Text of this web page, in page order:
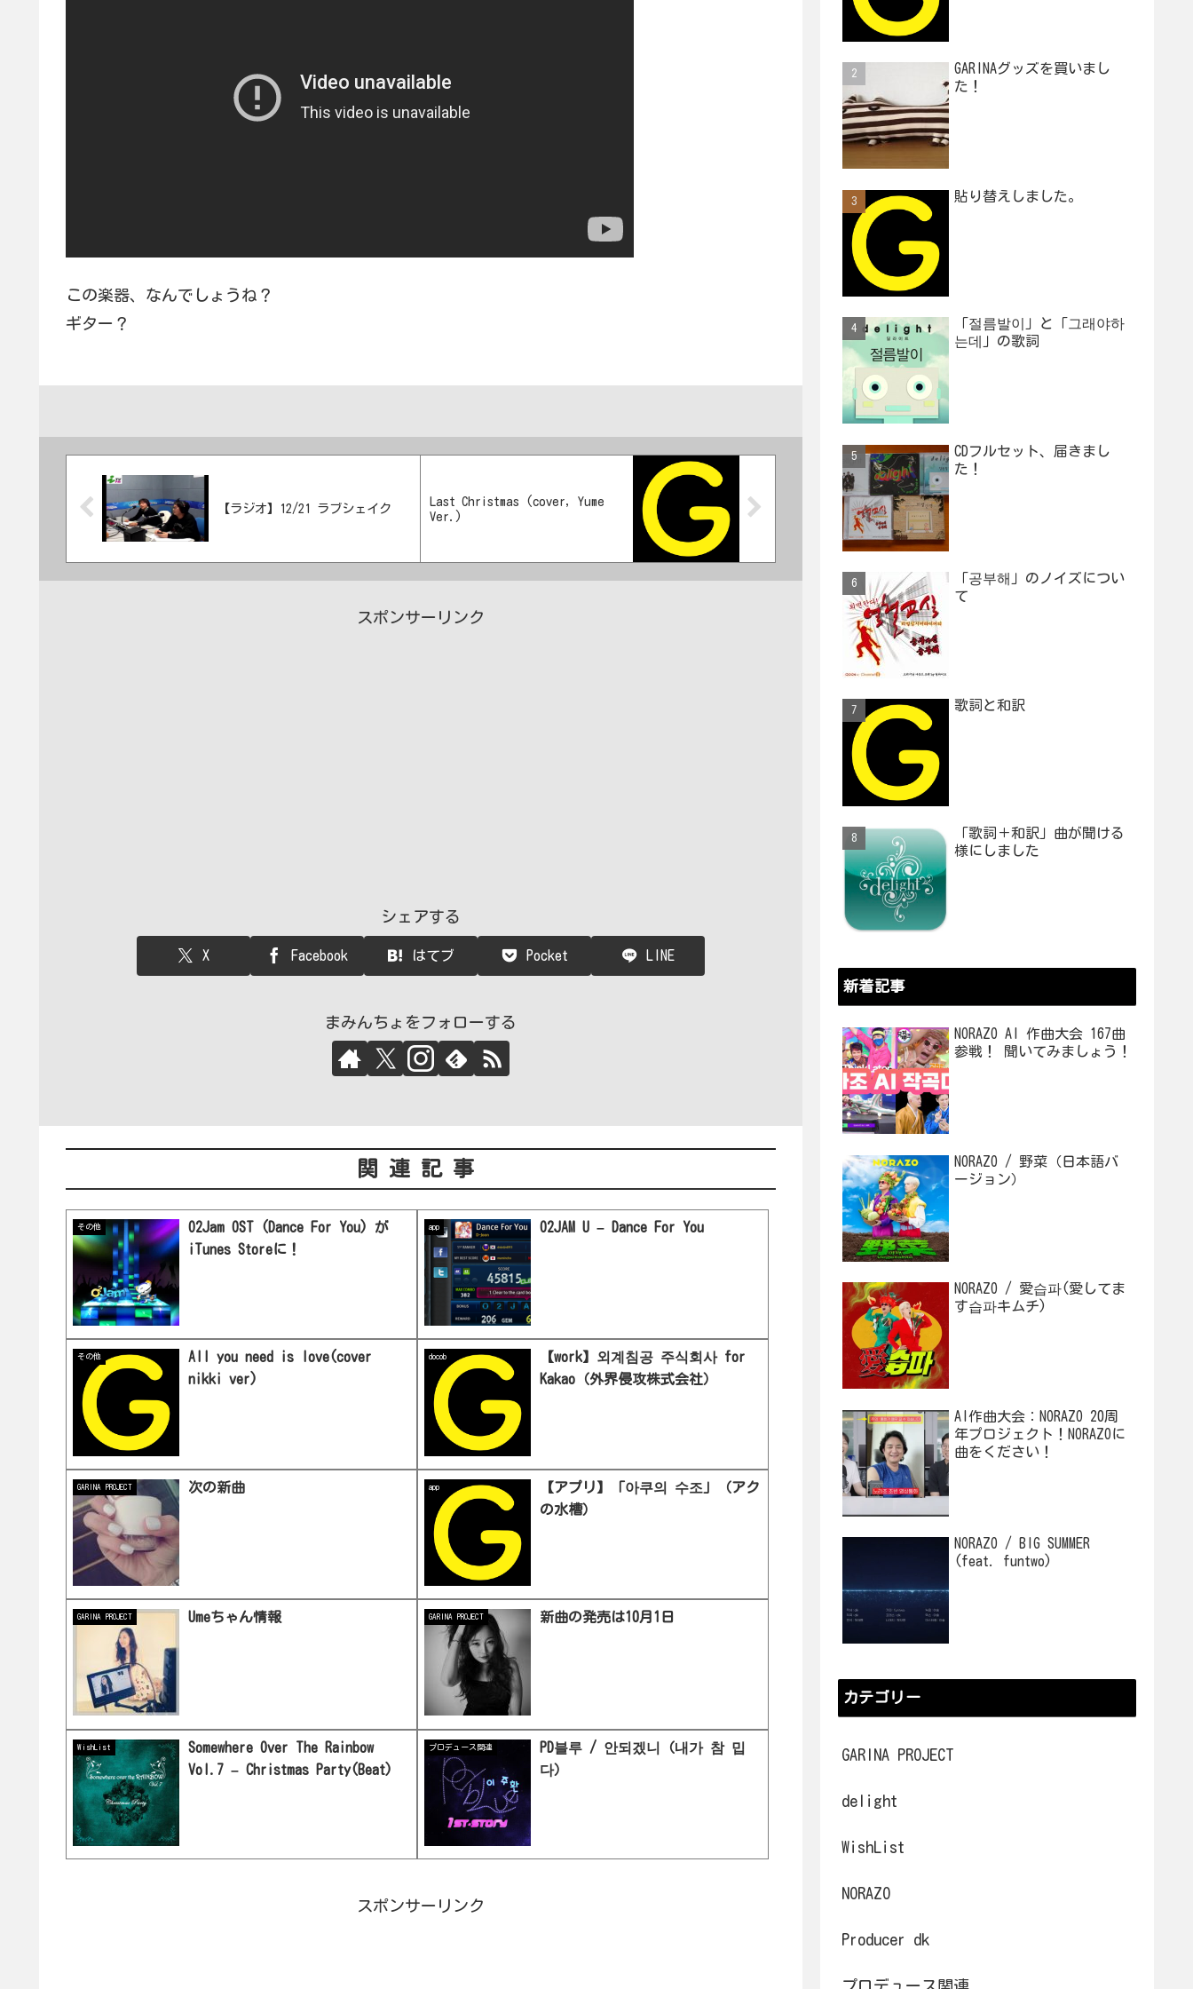
この楽器、なんでしょうね？
ギター？
【ラジオ】12/21 ラブシェイク
Last Christmas (cover, Yume
Ver.)
スポンサーリンク
シェアする
X Facebook はてブ Pocket LINE
まみんちょをフォローする
関連記事
その他
O2Jam OST (Dance For You) が
iTunes Storeに！
app O2JAM U – Dance For You
その他
All you need is love(cover
nikki ver)
docob
【work】외계침공 주식회사 for
Kakao（外界侵攻株式会社）
GARINA PROJECT 次の新曲 app
【アプリ】「아쿠의 수조」（アク
の水槽）
GARINA PROJECT Umeちゃん情報 GARINA PROJECT 新曲の発売は10月1日
WishList
Somewhere Over The Rainbow
Vol.7 – Christmas Party(Beat)
プロデュース関連
PD블루 / 안되겠니（내가 참 밉
다）
スポンサーリンク
GARINAグッズを買いまし
た！
貼り替えしました。
「절름발이」と「그래야하
는데」の歌詞
CDフルセット、届きまし
た！
「공부해」のノイズについ
て
歌詞と和訳
「歌詞＋和訳」曲が聞ける
様にしました
新着記事
NORAZO AI 作曲大会 167曲
参戦！ 聞いてみましょう！
NORAZO / 野菜（日本語バ
ージョン）
NORAZO / 愛습파(愛してま
す습파キムチ)
AI作曲大会：NORAZO 20周
年プロジェクト！NORAZOに
曲をください！
NORAZO / BIG SUMMER
(feat. funtwo)
カテゴリー
GARINA PROJECT
delight
WishList
NORAZO
Producer dk